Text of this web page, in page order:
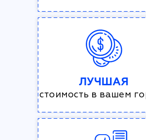
ЛУЧШАЯ
стоимость в вашем